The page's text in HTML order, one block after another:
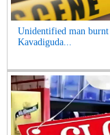
Unidentified man
Kavadiguda...